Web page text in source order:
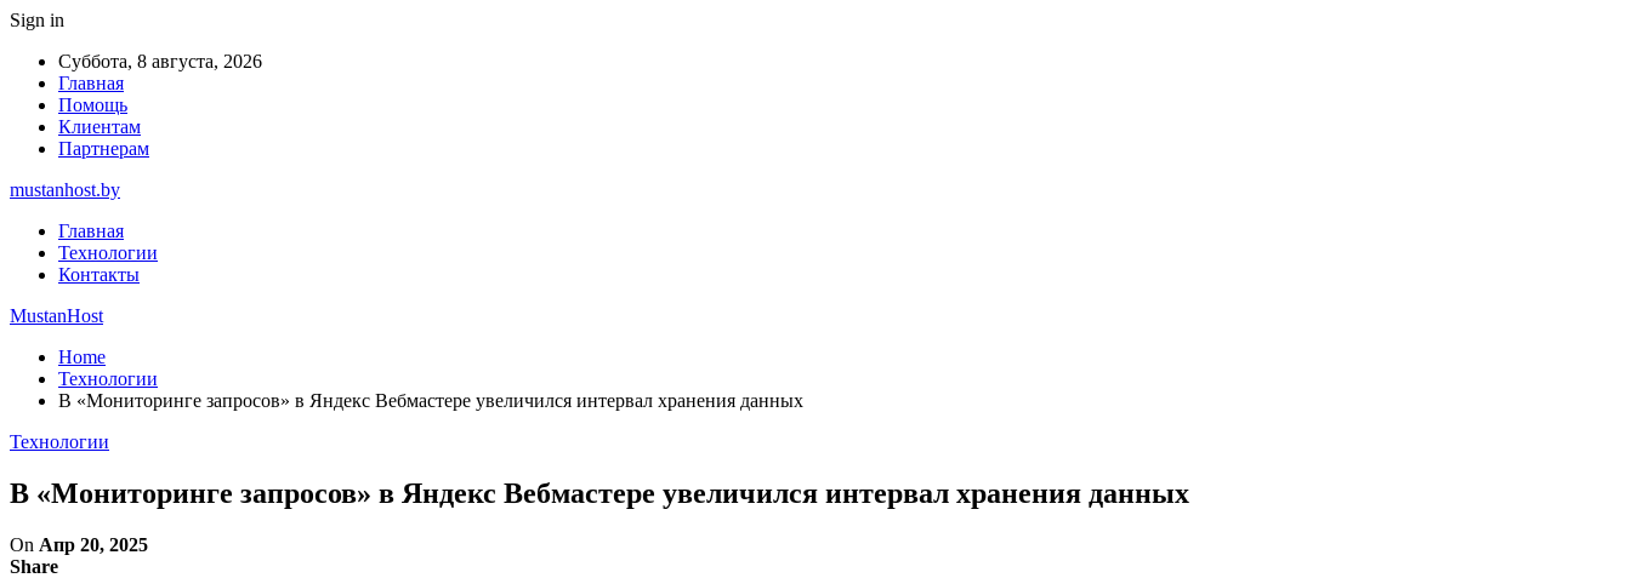
Sign in
Суббота, 8 августа, 2026
Главная
Помощь
Клиентам
Партнерам
mustanhost.by
Главная
Технологии
Контакты
MustanHost
Home
Технологии
В «Мониторинге запросов» в Яндекс Вебмастере увеличился интервал хранения данных
Технологии
В «Мониторинге запросов» в Яндекс Вебмастере увеличился интервал хранения данных
On Апр 20, 2025
Share